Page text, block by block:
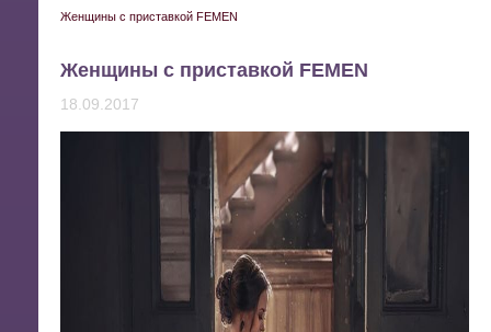
Женщины с приставкой FEMEN
Женщины с приставкой FEMEN
18.09.2017